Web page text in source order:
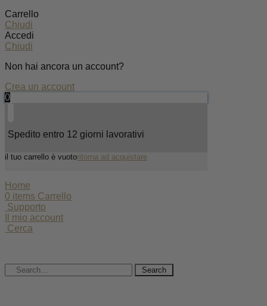
Carrello
Chiudi
Accedi
Chiudi
Non hai ancora un account?
Crea un account
0
Spedito entro 12 giorni lavorativi
il tuo carrello è vuotoritorna ad acquistare
Home
0 items Carrello
Supporto
Il mio account
Cerca
Search